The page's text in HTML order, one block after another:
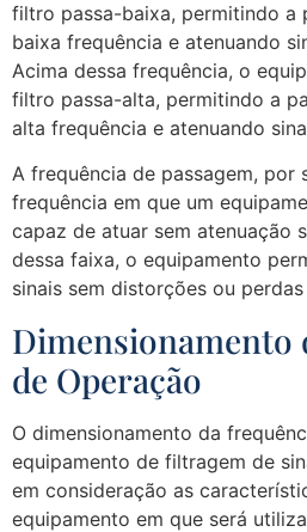
filtro passa-baixa, permitindo a
baixa frequência e atenuando
Acima dessa frequência, o
filtro passa-alta, permitindo a
alta frequência e atenuando
A frequência de passagem, por
frequência em que um
capaz de atuar sem atenuação
dessa faixa, o equipamento
sinais sem distorções ou
Dimensionamento
de Operação
O dimensionamento da
equipamento de filtragem de
em consideração as
equipamento em que será